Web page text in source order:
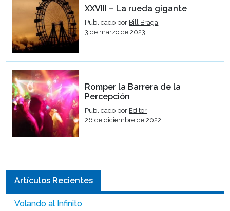
XXVIII – La rueda gigante
Publicado por Bill Braga
3 de marzo de 2023
Romper la Barrera de la
Percepción
Publicado por Editor
26 de diciembre de 2022
Artículos Recientes
Volando al Infinito